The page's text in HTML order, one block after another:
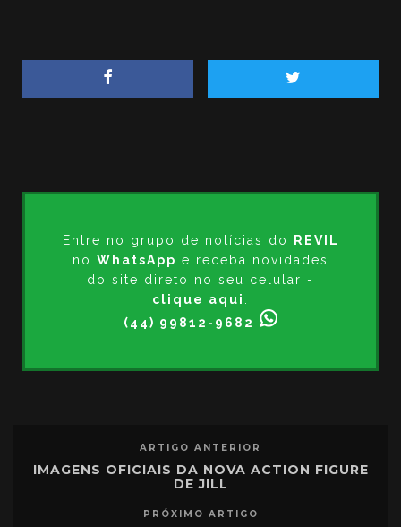
Entre no grupo de notícias do
REVIL
no WhatsApp e receba novidades
do site direto no seu celular -
clique aqui
(44) 99812-9682
ARTIGO ANTERIOR
IMAGENS OFICIAIS DA NOVA ACTION FIGURE
DE JILL
PRÓXIMO ARTIGO